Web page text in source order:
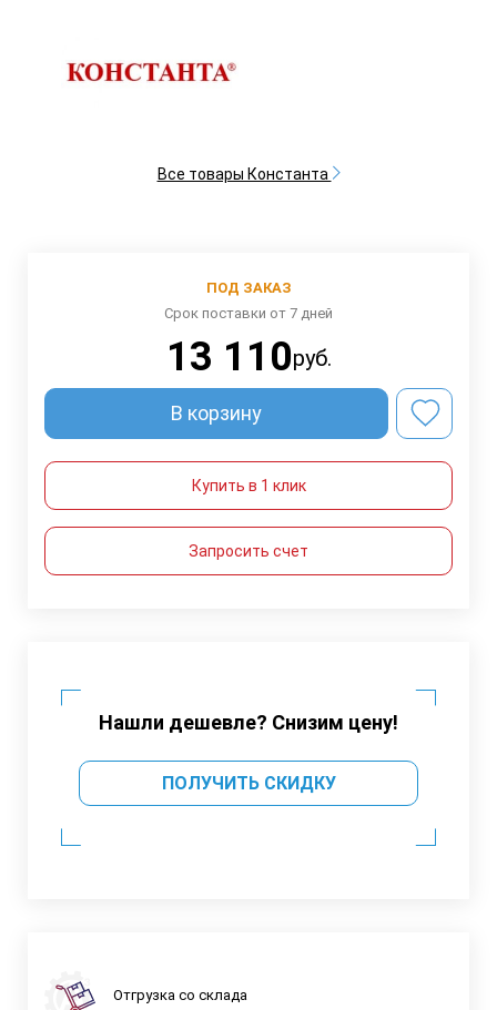
Все товары Константа
ПОД ЗАКАЗ
Срок поставки от 7 дней
13 110руб.
В корзину
Купить в 1 клик
Запросить счет
Нашли дешевле? Снизим цену!
ПОЛУЧИТЬ СКИДКУ
Отгрузка со склада